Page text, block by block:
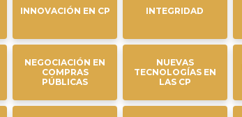
INNOVACIÓN EN CP INTEGRIDAD
NEGOCIACIÓN EN
COMPRAS
PÚBLICAS
NUEVAS
TECNOLOGÍAS EN
LAS CP